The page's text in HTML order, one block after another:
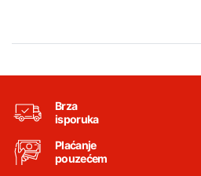
Brza
isporuka
Plaćanje
pouzećem